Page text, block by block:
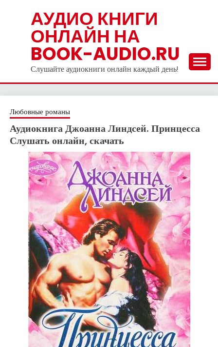
АУДИО КНИГИ
ОНЛАЙН НА
BOOK-AUDIO.RU
Слушайте аудиокниги онлайн каждый день!
Любовные романы
Аудиокнига Джоанна Линдсей. Принцесса
Слушать онлайн, скачать